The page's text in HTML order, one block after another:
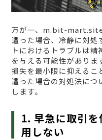
万が一、m.bit-mart.site
遭った場合、冷静に対処
トにおけるトラブルは
を与える可能性がありま
損失を最小限に抑えるこ
遭った場合の対処法につ
します。
1. 早急に取引
用しない